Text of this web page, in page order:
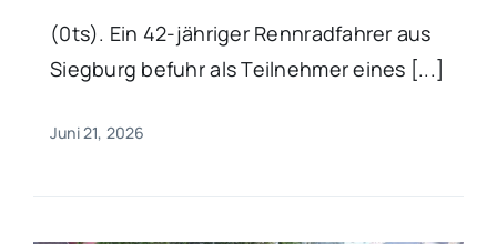
(0ts). Ein 42-jähriger Rennradfahrer aus
Siegburg befuhr als Teilnehmer eines [...]
Juni 21, 2026